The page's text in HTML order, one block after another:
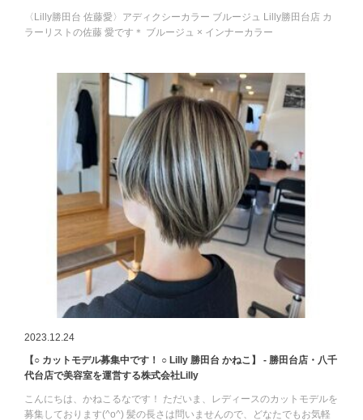
〈Lilly勝田台 佐藤愛〉アディクシーカラー ブルージュ Lilly勝田台店 カ
ラーリストの佐藤 愛です＊ ブルージュ × インナーカラー
2023.12.24
【○ カットモデル募集中です！ ○ Lilly 勝田台 かねこ】 - 勝田台店・八千
代台店で美容室を運営する株式会社Lilly
こんにちは、かねこるなです！ ただいま、レディースのカットモデルを
募集しております(^o^) 髪の長さは問いませんので、どなたでもお気軽